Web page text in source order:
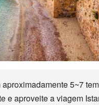
5~7
e aproveite a viagem